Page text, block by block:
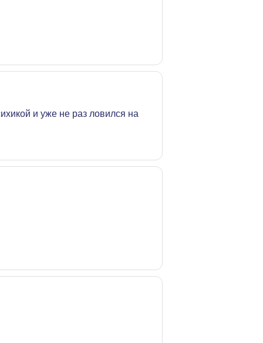
и уже не раз ловился на